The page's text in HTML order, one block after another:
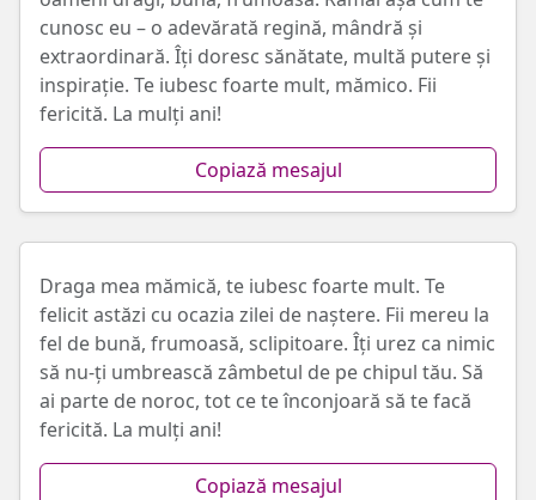
cunosc eu – o adevărată regină, mândră și
extraordinară. Îți doresc sănătate, multă putere și
inspirație. Te iubesc foarte mult, mămico. Fii
fericită. La mulți ani!
Copiază mesajul
Draga mea mămică, te iubesc foarte mult. Te
felicit astăzi cu ocazia zilei de naștere. Fii mereu la
fel de bună, frumoasă, sclipitoare. Îți urez ca nimic
să nu-ți umbrească zâmbetul de pe chipul tău. Să
ai parte de noroc, tot ce te înconjoară să te facă
fericită. La mulți ani!
Copiază mesajul